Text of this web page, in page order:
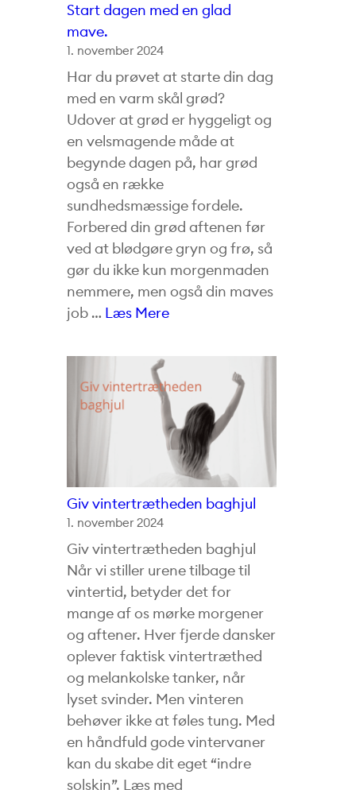
Start dagen med en glad
mave.
1. november 2024
Har du prøvet at starte din dag
med en varm skål grød?
Udover at grød er hyggeligt og
en velsmagende måde at
begynde dagen på, har grød
også en række
sundhedsmæssige fordele.
Forbered din grød aftenen før
ved at blødgøre gryn og frø, så
gør du ikke kun morgenmaden
nemmere, men også din maves
job … Læs Mere
Giv vintertrætheden baghjul
1. november 2024
Giv vintertrætheden baghjul
Når vi stiller urene tilbage til
vintertid, betyder det for
mange af os mørke morgener
og aftener. Hver fjerde dansker
oplever faktisk vintertræthed
og melankolske tanker, når
lyset svinder. Men vinteren
behøver ikke at føles tung. Med
en håndfuld gode vintervaner
kan du skabe dit eget “indre
solskin”. Læs med